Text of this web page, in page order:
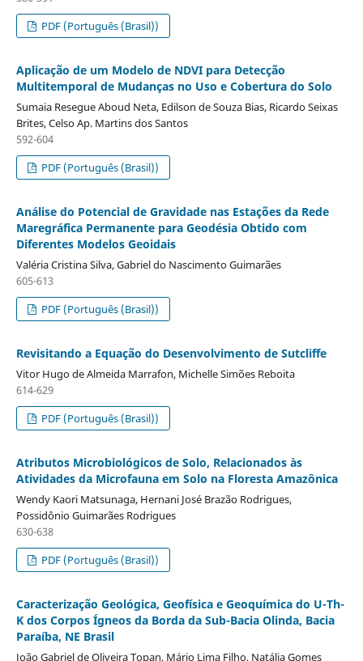
PDF (Português (Brasil))
Aplicação de um Modelo de NDVI para Detecção
Multitemporal de Mudanças no Uso e Cobertura do Solo
Sumaia Resegue Aboud Neta, Edilson de Souza Bias, Ricardo Seixas
Brites, Celso Ap. Martins dos Santos
592-604
PDF (Português (Brasil))
Análise do Potencial de Gravidade nas Estações da Rede
Maregráfica Permanente para Geodésia Obtido com
Diferentes Modelos Geoidais
Valéria Cristina Silva, Gabriel do Nascimento Guimarães
605-613
PDF (Português (Brasil))
Revisitando a Equação do Desenvolvimento de Sutcliffe
Vitor Hugo de Almeida Marrafon, Michelle Simões Reboita
614-629
PDF (Português (Brasil))
Atributos Microbiológicos de Solo, Relacionados às
Atividades da Microfauna em Solo na Floresta Amazônica
Wendy Kaori Matsunaga, Hernani José Brazão Rodrigues,
Possidônio Guimarães Rodrigues
630-638
PDF (Português (Brasil))
Caracterização Geológica, Geofísica e Geoquímica do U-Th-
K dos Corpos Ígneos da Borda da Sub-Bacia Olinda, Bacia
Paraíba, NE Brasil
João Gabriel de Oliveira Topan, Mário Lima Filho, Natália Gomes